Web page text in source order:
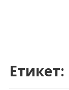
Етикет: